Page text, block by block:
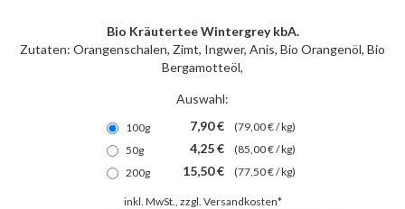
Bio Kräutertee Wintergrey kbA.
Zutaten: Orangenschalen, Zimt, Ingwer, Anis, Bio Orangenöl, Bio
Bergamotteöl,
Auswahl:
100g 7,90 €
(79,00 € / kg)
50g
4,25 €
(85,00 € / kg)
200g
15,50 € (77,50 € / kg)
inkl. MwSt., zzgl. Versandkosten*